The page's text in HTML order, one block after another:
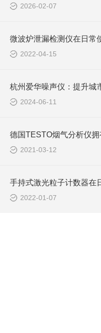
2026-02-07
2022-04-15
2024-06-11
2021-03-12
2022-01-07